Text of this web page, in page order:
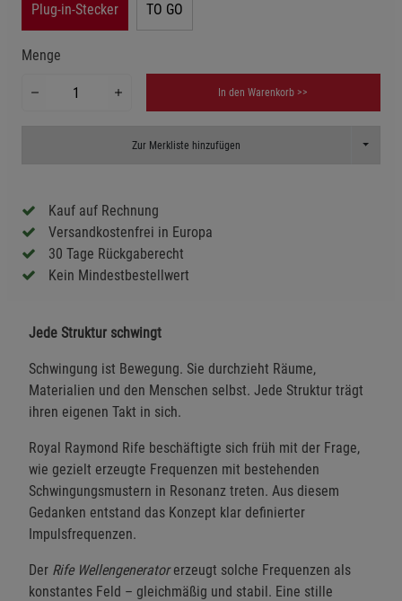
Plug-in-Stecker TO GO
Menge
In den Warenkorb >>
Zur Merkliste hinzufügen Toggle
Kauf auf Rechnung
Versandkostenfrei in Europa
30 Tage Rückgaberecht
Kein Mindestbestellwert
Jede Struktur schwingt
Schwingung ist Bewegung. Sie durchzieht Räume,
Materialien und den Menschen selbst. Jede Struktur trägt
ihren eigenen Takt in sich.
Royal Raymond Rife beschäftigte sich früh mit der Frage,
wie gezielt erzeugte Frequenzen mit bestehenden
Schwingungsmustern in Resonanz treten. Aus diesem
Gedanken entstand das Konzept klar definierter
Impulsfrequenzen.
Der Rife Wellengeneratorerzeugt solche Frequenzen als
konstantes Feld – gleichmäßig und stabil. Eine stille